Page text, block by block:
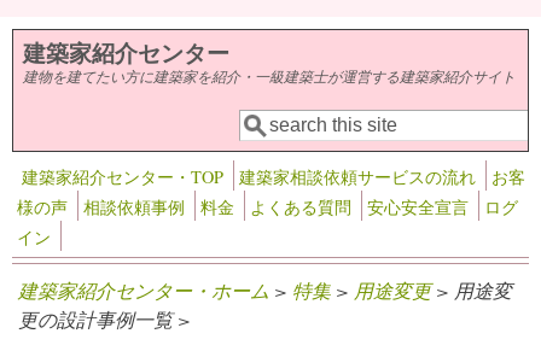
メインコンテンツに移動
建築家紹介センター
建物を建てたい方に建築家を紹介・一級建築士が運営する建築家紹介サイト
検索フォーム
検索
建築家紹介センター・TOP 建築家相談依頼サービスの流れ
お客
様の声
相談依頼事例 料金 よくある質問 安心安全宣言
ログ
イン
建築家紹介センター・ホーム > 特集 > 用途変更> 用途変
更の設計事例一覧 >